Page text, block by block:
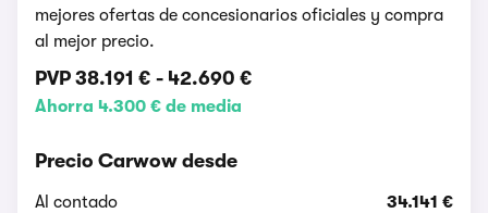
mejores ofertas de concesionarios oficiales y compra
al mejor precio.
PVP 38.191 € - 42.690 €
Ahorra 4.300 € de media
Precio Carwow desde
Al contado 34.141 €